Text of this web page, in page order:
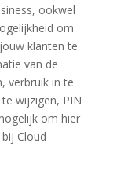
ookwel
om
klanten te
van de
verbruik in te
wijzigen, PIN
om hier
Cloud